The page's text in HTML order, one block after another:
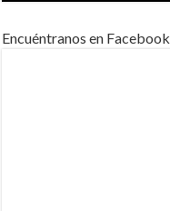
Encuéntranos en Facebook